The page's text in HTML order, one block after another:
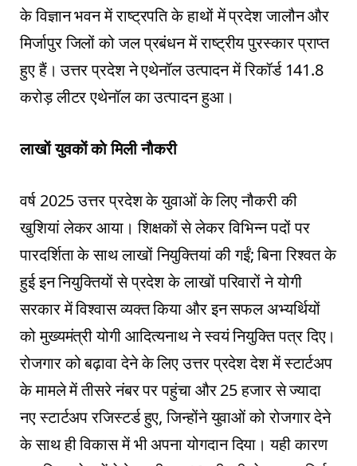
के विज्ञान भवन में राष्ट्रपति के हाथों में प्रदेश जालौन और
मिर्जापुर जिलों को जल प्रबंधन में राष्ट्रीय पुरस्कार प्राप्त
हुए हैं। उत्तर प्रदेश ने एथेनॉल उत्पादन में रिकॉर्ड 141.8
करोड़ लीटर एथेनॉल का उत्पादन हुआ।
लाखाें युवकाें काे मिली नाैकरी
वर्ष 2025 उत्तर प्रदेश के युवाओं के लिए नौकरी की
खुशियां लेकर आया। शिक्षकों से लेकर विभिन्न पदों पर
पारदर्शिता के साथ लाखों नियुक्तियां की गईं; बिना रिश्वत के
हुई इन नियुक्तियों से प्रदेश के लाखों परिवारों ने योगी
सरकार में विश्वास व्यक्त किया और इन सफल अभ्यर्थियों
को मुख्यमंत्री योगी आदित्यनाथ ने स्वयं नियुक्ति पत्र दिए।
रोजगार को बढ़ावा देने के लिए उत्तर प्रदेश देश में स्टार्टअप
के मामले में तीसरे नंबर पर पहुंचा और 25 हजार से ज्यादा
नए स्टार्टअप रजिस्टर्ड हुए, जिन्होंने युवाओं को रोजगार देने
के साथ ही विकास में भी अपना योगदान दिया। यही कारण